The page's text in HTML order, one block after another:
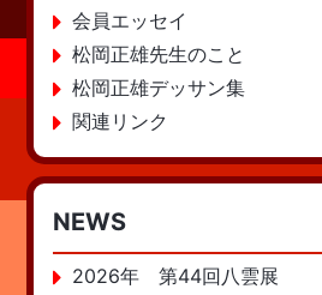
会員エッセイ
松岡正雄先生のこと
松岡正雄デッサン集
関連リンク
NEWS
2026年 第44回八雲展